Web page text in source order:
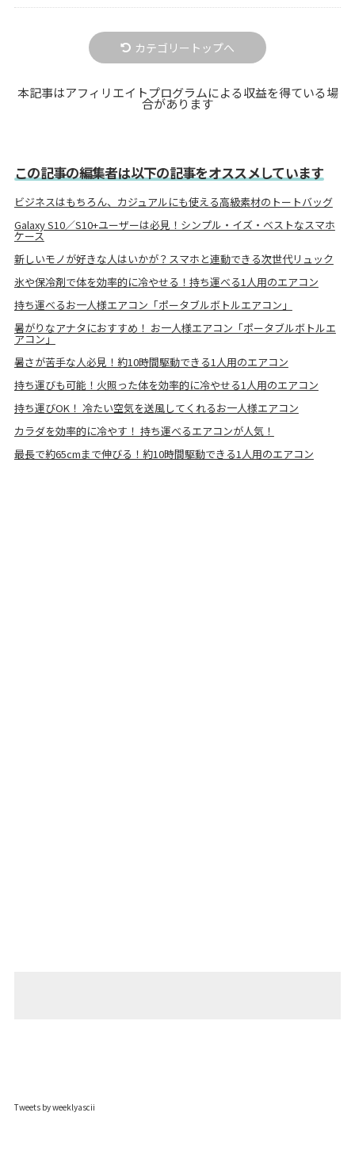
カテゴリートップへ
本記事はアフィリエイトプログラムによる収益を得ている場
合があります
この記事の編集者は以下の記事をオススメしています
ビジネスはもちろん、カジュアルにも使える高級素材のトートバッグ
Galaxy S10／S10+ユーザーは必見！シンプル・イズ・ベストなスマホ
ケース
新しいモノが好きな人はいかが？スマホと連動できる次世代リュック
氷や保冷剤で体を効率的に冷やせる！持ち運べる1人用のエアコン
持ち運べるお一人様エアコン「ポータブルボトルエアコン」
暑がりなアナタにおすすめ！ お一人様エアコン「ポータブルボトルエ
アコン」
暑さが苦手な人必見！約10時間駆動できる1人用のエアコン
持ち運びも可能！火照った体を効率的に冷やせる1人用のエアコン
持ち運びOK！ 冷たい空気を送風してくれるお一人様エアコン
カラダを効率的に冷やす！ 持ち運べるエアコンが人気！
最長で約65cmまで伸びる！約10時間駆動できる1人用のエアコン
Tweets by weeklyascii